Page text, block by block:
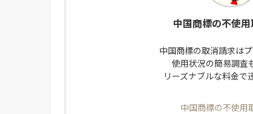
中国商標の不使
中国商標の取消請求は
使用状況の簡易調査
リーズナブルな料金で
中国商標の不使用